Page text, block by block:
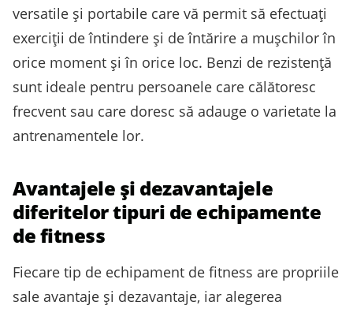
versatile și portabile care vă permit să efectuați
exerciții de întindere și de întărire a mușchilor în
orice moment și în orice loc. Benzi de rezistență
sunt ideale pentru persoanele care călătoresc
frecvent sau care doresc să adauge o varietate la
antrenamentele lor.
Avantajele și dezavantajele
diferitelor tipuri de echipamente
de fitness
Fiecare tip de echipament de fitness are propriile
sale avantaje și dezavantaje, iar alegerea